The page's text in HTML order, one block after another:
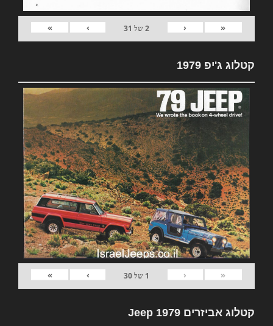
«
‹
2של 31
›
»
קטלוג ג'יפ 1979
«
‹
1 של30
›
»
קטלוג אביזרים 1979 Jeep